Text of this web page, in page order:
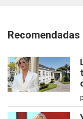
Recomendadas